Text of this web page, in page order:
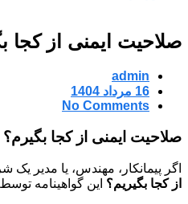
صلاحیت ایمنی از کجا
admin
16 مرداد 1404
No Comments
صلاحیت ایمنی از کجا
اگر پیمانکار، مهندس، یا مدیر
از کجا بگیریم؟ این گواهینامه